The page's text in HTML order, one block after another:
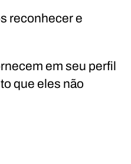
reconhecer e
em seu perfil
que eles não